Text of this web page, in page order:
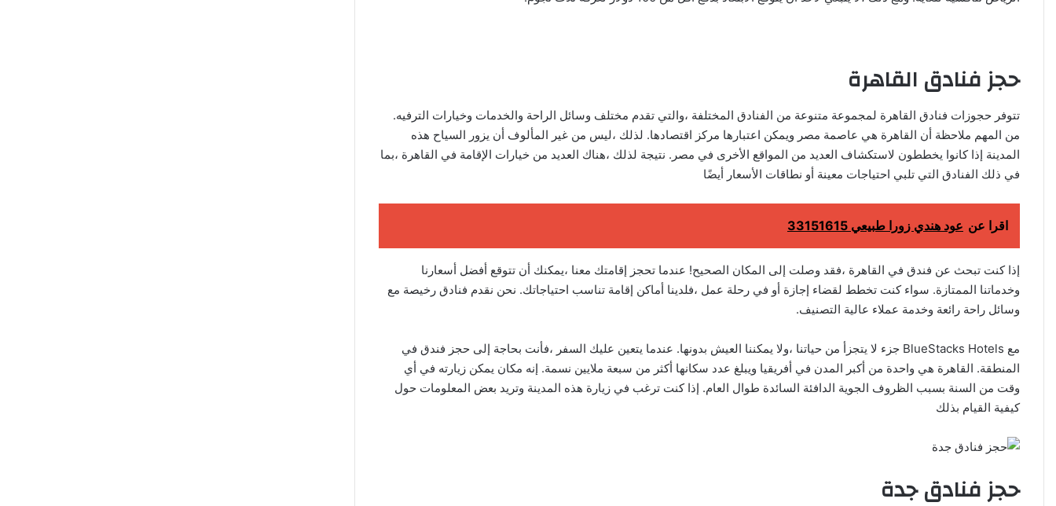
حجز فنادق القاهرة
تتوفر حجوزات فنادق القاهرة لمجموعة متنوعة من الفنادق المختلفة ،والتي تقدم مختلف وسائل الراحة والخدمات وخيارات الترفيه.
من المهم ملاحظة أن القاهرة هي عاصمة مصر ويمكن اعتبارها مركز اقتصادها. لذلك ،ليس من غير المألوف أن يزور السياح هذه
المدينة إذا كانوا يخططون لاستكشاف العديد من المواقع الأخرى في مصر. نتيجة لذلك ،هناك العديد من خيارات الإقامة في القاهرة ،بما
في ذلك الفنادق التي تلبي احتياجات معينة أو نطاقات الأسعار أيضًا
اقرا عن عود هندي زورا طبيعي 33151615
إذا كنت تبحث عن فندق في القاهرة ،فقد وصلت إلى المكان الصحيح! عندما تحجز إقامتك معنا ،يمكنك أن تتوقع أفضل أسعارنا
وخدماتنا الممتازة. سواء كنت تخطط لقضاء إجازة أو في رحلة عمل ،فلدينا أماكن إقامة تناسب احتياجاتك. نحن نقدم فنادق رخيصة مع
وسائل راحة رائعة وخدمة عملاء عالية التصنيف.
مع BlueStacks Hotels جزء لا يتجزأ من حياتنا ،ولا يمكننا العيش بدونها. عندما يتعين عليك السفر ،فأنت بحاجة إلى حجز فندق في
المنطقة. القاهرة هي واحدة من أكبر المدن في أفريقيا ويبلغ عدد سكانها أكثر من سبعة ملايين نسمة. إنه مكان يمكن زيارته في أي
وقت من السنة بسبب الظروف الجوية الدافئة السائدة طوال العام. إذا كنت ترغب في زيارة هذه المدينة وتريد بعض المعلومات حول
كيفية القيام بذلك
حجز فنادق جدة